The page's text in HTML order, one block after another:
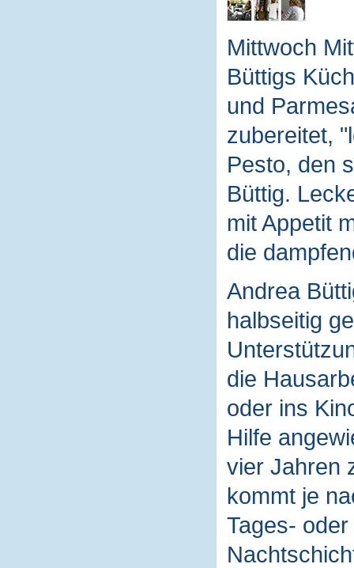
Mittwoch
Büttigs
und
zubereitet,
Pesto, den
Büttig.
mit Appetit
die
Andrea
halbseitig
die
oder ins
Hilfe
vier Jahren
kommt je
Tages-